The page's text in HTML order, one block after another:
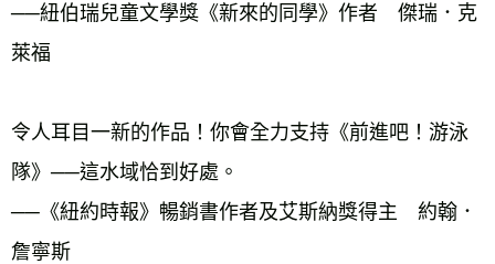
──紐伯瑞兒童文學獎《新來的同學》作者　傑瑞．克
萊福
令人耳目一新的作品！你會全力支持《前進吧！游泳
隊》──這水域恰到好處。
──《紐約時報》暢銷書作者及艾斯納獎得主　約翰．
詹寧斯